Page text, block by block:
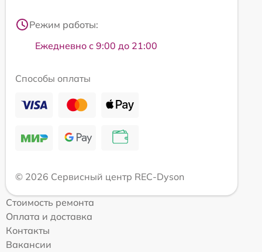
Режим работы:
Ежедневно с 9:00 до 21:00
Способы оплаты
© 2026 Сервисный центр REC-Dyson
Стоимость ремонта
Оплата и доставка
Контакты
Вакансии